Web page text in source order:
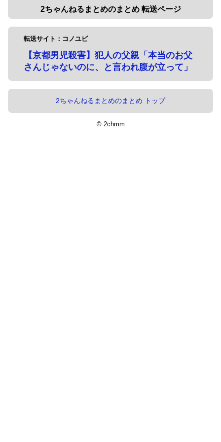
2ちゃんねるまとめのまとめ 転送ページ
転送サイト：コノユビ
【京都男児殺害】犯人の父親「本当のお父
さんじゃないのに、と言われ腹が立って」
2ちゃんねるまとめのまとめ トップ
© 2chmm